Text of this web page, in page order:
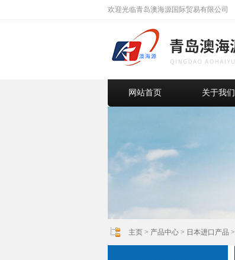
欢迎光临青岛澳海源国际贸易有限公司
网站首页 关于我们
主页 > 产品中心 > 日本进口产品 >